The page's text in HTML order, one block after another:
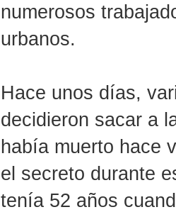
numerosos
urbanos.
Hace unos días,
decidieron sacar a
había muerto hace
el secreto durante
tenía 52 años